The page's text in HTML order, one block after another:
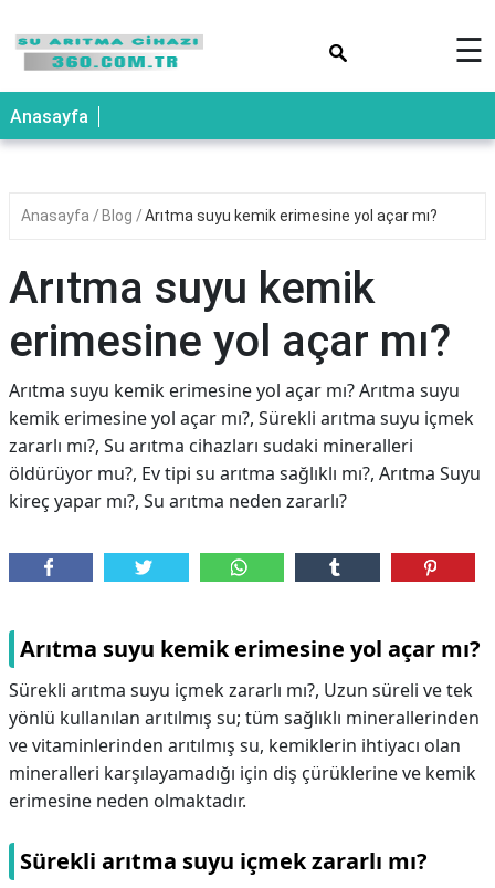
☰
Anasayfa
Anasayfa Blog Arıtma suyu kemik erimesine yol açar mı?
Arıtma suyu kemik
erimesine yol açar mı?
Arıtma suyu kemik erimesine yol açar mı? Arıtma suyu
kemik erimesine yol açar mı?, Sürekli arıtma suyu içmek
zararlı mı?, Su arıtma cihazları sudaki mineralleri
öldürüyor mu?, Ev tipi su arıtma sağlıklı mı?, Arıtma Suyu
kireç yapar mı?, Su arıtma neden zararlı?
Arıtma suyu kemik erimesine yol açar mı?
Sürekli arıtma suyu içmek zararlı mı?, Uzun süreli ve tek
yönlü kullanılan arıtılmış su; tüm sağlıklı minerallerinden
ve vitaminlerinden arıtılmış su, kemiklerin ihtiyacı olan
mineralleri karşılayamadığı için diş çürüklerine ve kemik
erimesine neden olmaktadır.
Sürekli arıtma suyu içmek zararlı mı?